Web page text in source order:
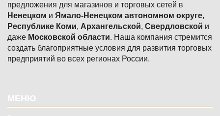
предложения для магазинов и торговых сетей в
Ненецком и Ямало-Ненецком автономном округе,
Республике Коми, Архангельской, Свердловской и
даже Московской области. Наша компания стремится
создать благоприятные условия для развития торговых
предприятий во всех регионах России.
МЕНЮ